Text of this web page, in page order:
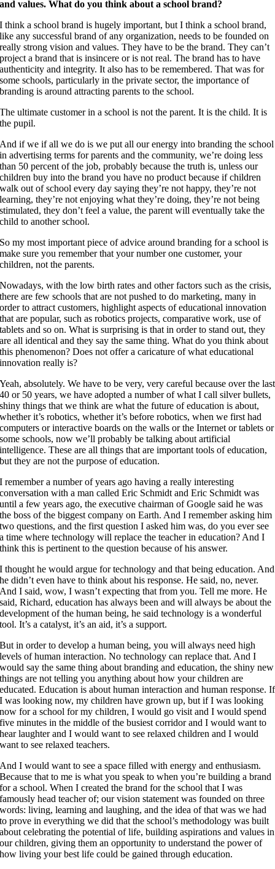
and values. What do you think about a school brand?
I think a school brand is hugely important, but I think a school brand,
like any successful brand of any organization, needs to be founded on
really strong vision and values. They have to be the brand. They can’t
project a brand that is insincere or is not real. The brand has to have
authenticity and integrity. It also has to be remembered. That was for
some schools, particularly in the private sector, the importance of
branding is around attracting parents to the school.
The ultimate customer in a school is not the parent. It is the child. It is
the pupil.
And if we if all we do is we put all our energy into branding the school
in advertising terms for parents and the community, we’re doing less
than 50 percent of the job, probably because the truth is, unless our
children buy into the brand you have no product because if children
walk out of school every day saying they’re not happy, they’re not
learning, they’re not enjoying what they’re doing, they’re not being
stimulated, they don’t feel a value, the parent will eventually take the
child to another school.
So my most important piece of advice around branding for a school is
make sure you remember that your number one customer, your
children, not the parents.
Nowadays, with the low birth rates and other factors such as the crisis,
there are few schools that are not pushed to do marketing, many in
order to attract customers, highlight aspects of educational innovation
that are popular, such as robotics projects, comparative work, use of
tablets and so on. What is surprising is that in order to stand out, they
are all identical and they say the same thing. What do you think about
this phenomenon? Does not offer a caricature of what educational
innovation really is?
Yeah, absolutely. We have to be very, very careful because over the last
40 or 50 years, we have adopted a number of what I call silver bullets,
shiny things that we think are what the future of education is about,
whether it’s robotics, whether it’s before robotics, when we first had
computers or interactive boards on the walls or the Internet or tablets or
some schools, now we’ll probably be talking about artificial
intelligence. These are all things that are important tools of education,
but they are not the purpose of education.
I remember a number of years ago having a really interesting
conversation with a man called Eric Schmidt and Eric Schmidt was
until a few years ago, the executive chairman of Google said he was
the boss of the biggest company on Earth. And I remember asking him
two questions, and the first question I asked him was, do you ever see
a time where technology will replace the teacher in education? And I
think this is pertinent to the question because of his answer.
I thought he would argue for technology and that being education. And
he didn’t even have to think about his response. He said, no, never.
And I said, wow, I wasn’t expecting that from you. Tell me more. He
said, Richard, education has always been and will always be about the
development of the human being, he said technology is a wonderful
tool. It’s a catalyst, it’s an aid, it’s a support.
But in order to develop a human being, you will always need high
levels of human interaction. No technology can replace that. And I
would say the same thing about branding and education, the shiny new
things are not telling you anything about how your children are
educated. Education is about human interaction and human response. If
I was looking now, my children have grown up, but if I was looking
now for a school for my children, I would go visit and I would spend
five minutes in the middle of the busiest corridor and I would want to
hear laughter and I would want to see relaxed children and I would
want to see relaxed teachers.
And I would want to see a space filled with energy and enthusiasm.
Because that to me is what you speak to when you’re building a brand
for a school. When I created the brand for the school that I was
famously head teacher of; our vision statement was founded on three
words: living, learning and laughing, and the idea of that was we had
to prove in everything we did that the school’s methodology was built
about celebrating the potential of life, building aspirations and values in
our children, giving them an opportunity to understand the power of
how living your best life could be gained through education.